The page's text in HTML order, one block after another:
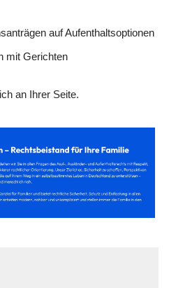
auf Aufenthaltsoptionen
mit Gerichten
an Ihrer Seite.